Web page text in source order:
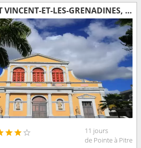
DOMINIQUE, SAINT VINCENT-ET-LES-GRENADINES, MARTINIQUE, ARUBA, SAINTE-LUCIE, BARBADE, GUADELOUPE
11 jours
de Pointe à Pitre